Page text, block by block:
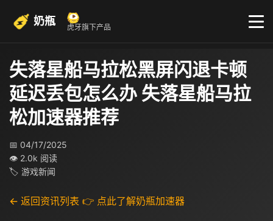
奶瓶 虎牙旗下产品
失落星船马拉松黑屏闪退卡顿
延迟丢包怎么办 失落星船马拉
松加速器推荐
📅 04/17/2025
👁 2.0k 阅读
🏷 游戏新闻
← 返回资讯列表 👉 点此了解奶瓶加速器